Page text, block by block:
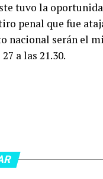
tuvo la
penal que fue
nacional serán el
a las 21.30.